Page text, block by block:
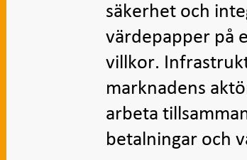
säkerhet och
värdepapper på
villkor.
marknadens
arbeta
betalningar och